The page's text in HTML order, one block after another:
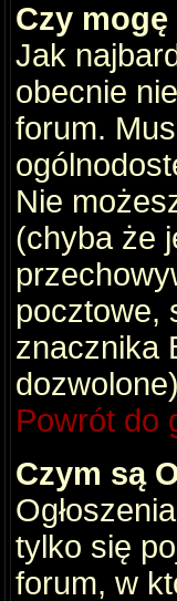
Czy
Jak
obecnie
forum.
Nie
(chyba że
pocztowe,
znacznika
Powrót do
Czym są
tylko się
forum, w